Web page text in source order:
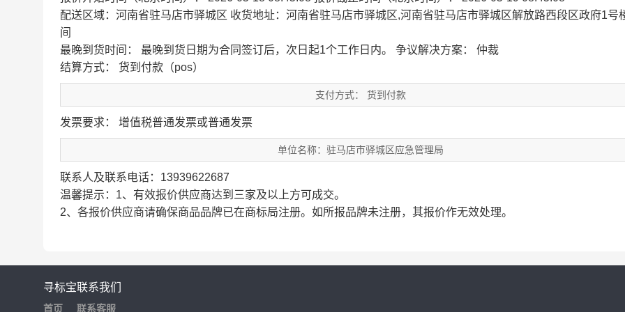
配送区域：河南省驻马店市驿城区 收货地址：河南省驻马店市驿城区,河南省驻马店市驿城区解放路西段区政府1号
间
最晚到货时间： 最晚到货日期为合同签订后，次日起1个工作日内。
争议解决方案： 仲裁
结算方式： 货到付款（pos）
支付方式： 货到付款
发票要求： 增值税普通发票或普通发票
单位名称：驻马店市驿城区应急管理局
联系人及联系电话：13939622687
温馨提示：1、有效报价供应商达到三家及以上方可成交。
2、各报价供应商请确保商品品牌已在商标局注册。如所报品牌未注册，其报价作无效处理。
寻标宝
首页
联系我们
联系客服